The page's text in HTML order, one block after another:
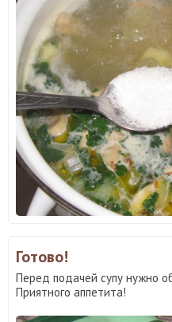
Готово!
Перед подачей супу нужно
Приятного аппетита!